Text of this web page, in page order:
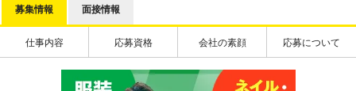
募集情報 面接情報
仕事内容 応募資格 会社の素顔 応募について